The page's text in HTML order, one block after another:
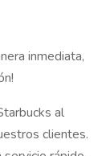
inmediata,
al
clientes.